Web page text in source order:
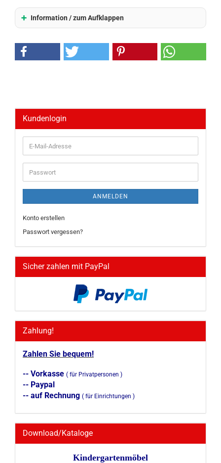
Information / zum Aufklappen
Kundenlogin
E-
Mail-
Adresse
Passwort
ANMELDEN
Konto erstellen
Passwort vergessen?
Sicher zahlen mit PayPal
Zahlung!
Zahlen Sie bequem!
-- Vorkasse ( für Privatpersonen )
-- Paypal
-- auf Rechnung ( für Einrichtungen )
Download/Kataloge
Kindergartenmöbel